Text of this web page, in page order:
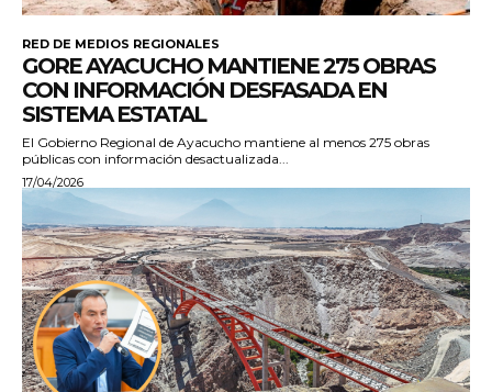
RED DE MEDIOS REGIONALES
GORE AYACUCHO MANTIENE 275 OBRAS
CON INFORMACIÓN DESFASADA EN
SISTEMA ESTATAL
El Gobierno Regional de Ayacucho mantiene al menos 275 obras
públicas con información desactualizada...
17/04/2026